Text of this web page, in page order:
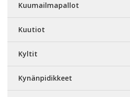
Kuumailmapallot
Kuutiot
Kyltit
Kynänpidikkeet